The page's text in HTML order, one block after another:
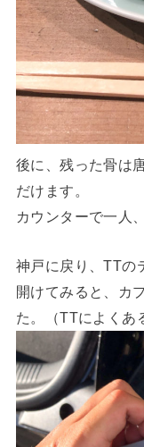
後に、残った骨は
だけます。
カウンターで一人
神戸に戻り、TTの
開けてみると、カ
た。（TTによくあ